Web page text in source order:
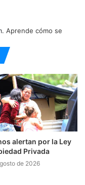
Aprende cómo se
alertan por la Ley
Privada
de 2026